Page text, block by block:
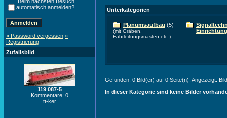
automatisch anmelden?
» Password vergessen »
Registrierung
Zufallsbild
119 087-5
Kommentare: 0
tt-ker
Unterkategorien
Planumsaufbau (5)
(mit Gräben,
Fahrleitungsmasten etc.)
Gefunden: 0 Bild(er) auf 0 Seite(n). Angezeigt:
In dieser Kategorie sind keine Bilder